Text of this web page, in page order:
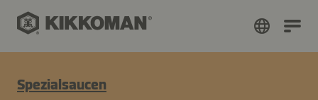
Spezialsaucen